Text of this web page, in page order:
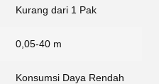
Kurang dari 1 Pak
0,05-40 m
Konsumsi Daya Rendah